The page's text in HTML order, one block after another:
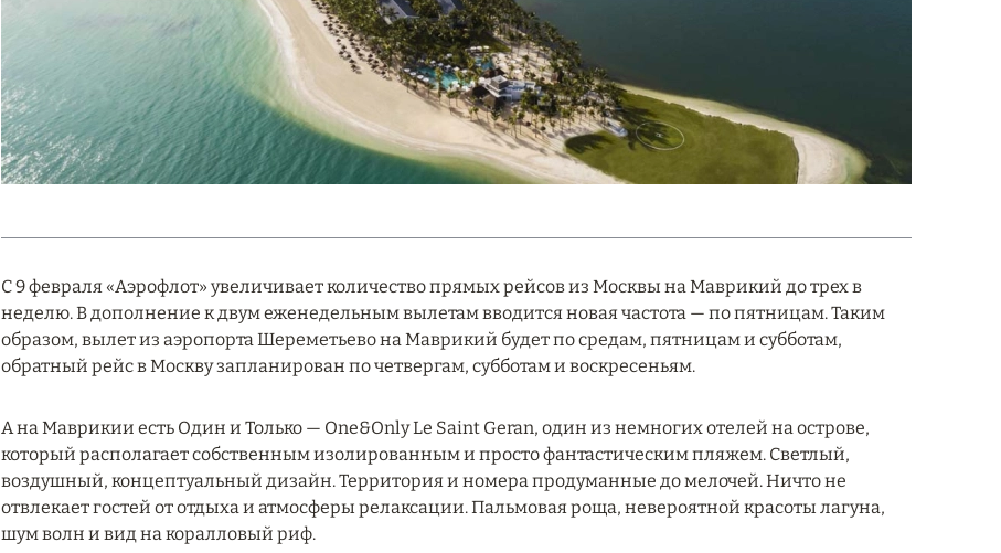
С 9 февраля «Аэрофлот» увеличивает количество прямых рейсов из Москвы на Маврикий до трех в
неделю. В дополнение к двум еженедельным вылетам вводится новая частота — по пятницам. Таким
образом, вылет из аэропорта Шереметьево на Маврикий будет по средам, пятницам и субботам,
обратный рейс в Москву запланирован по четвергам, субботам и воскресеньям.
А на Маврикии есть Один и Только — One&Only Le Saint Geran, один из немногих отелей на острове,
который располагает собственным изолированным и просто фантастическим пляжем. Светлый,
воздушный, концептуальный дизайн. Территория и номера продуманные до мелочей. Ничто не
отвлекает гостей от отдыха и атмосферы релаксации. Пальмовая роща, невероятной красоты лагуна,
шум волн и вид на коралловый риф.